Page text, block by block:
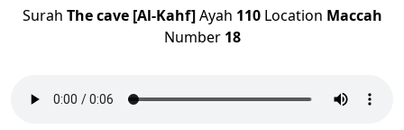
Surah The cave [Al-Kahf]Ayah 110Location Maccah
Number 18